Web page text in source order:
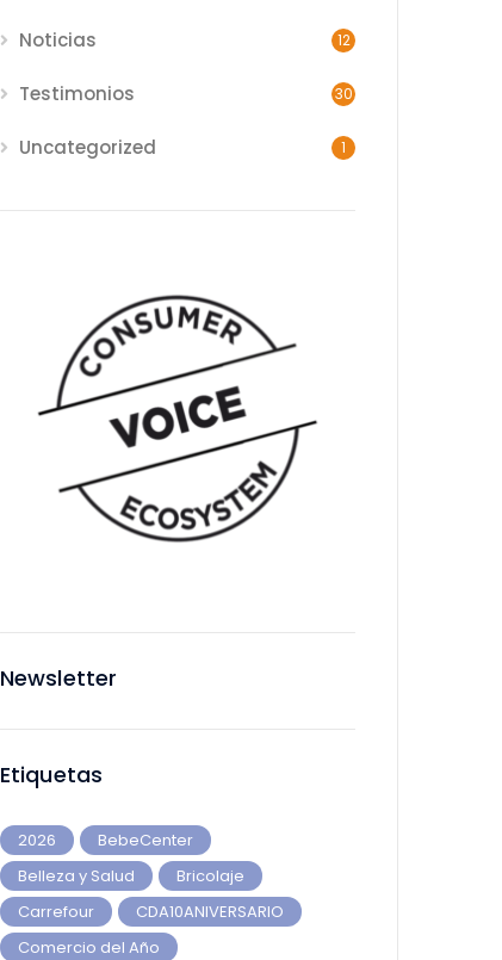
Noticias 12
Testimonios 30
Uncategorized 1
Newsletter
Etiquetas
2026
BebeCenter
Belleza y Salud
Bricolaje
Carrefour
CDA10ANIVERSARIO
Comercio del Año